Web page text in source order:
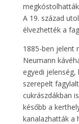
A 19. század
élvezhették a
1885-ben jelent
Neumann
egyedi jelenség,
szerepelt
cukrászdákban
később a
kanalazhatták a